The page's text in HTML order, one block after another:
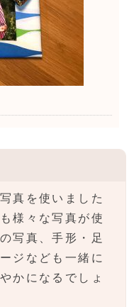
真を使いました
様々な写真が使
写真、手形・足
ジなども一緒に
かになるでしょ